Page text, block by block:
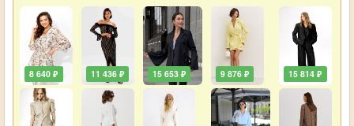
8 640 ₽ 11 436 ₽ 15 653 ₽ 9 876 ₽ 15 814 ₽